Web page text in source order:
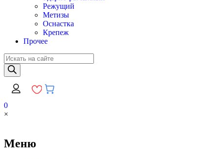
Режущий
Метизы
Оснастка
Крепеж
Прочее
Поиск
товаров
0
×
Меню